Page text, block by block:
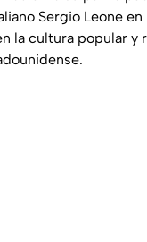
Sergio Leone
la cultura popular y